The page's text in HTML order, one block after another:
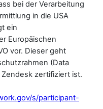
bei der Verarbeitung
in die USA
ein
Europäischen
vor. Dieser geht
(Data
zertifiziert ist.
s/participant-